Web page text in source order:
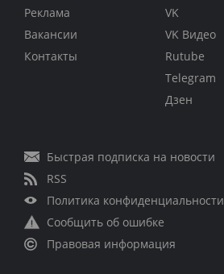
Реклама
Вакансии
Контакты
VK
VK Видео
Rutube
Telegram
Дзен
Быстрая подписка на новости
RSS
Политика конфиденциальности
Сообщить об ошибке
Правовая информация